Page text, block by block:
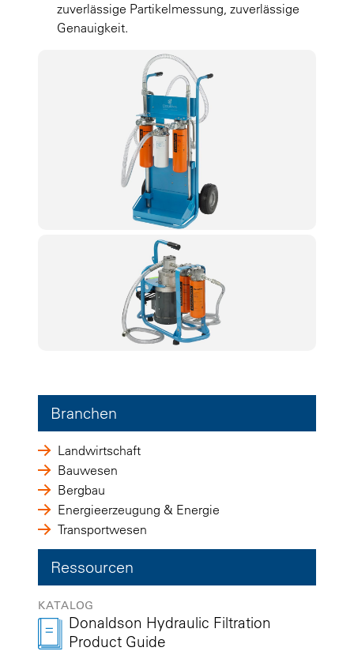
zuverlässige Partikelmessung, zuverlässige
Genauigkeit.
Branchen
Landwirtschaft
Bauwesen
Bergbau
Energieerzeugung & Energie
Transportwesen
Ressourcen
KATALOG
Donaldson Hydraulic Filtration
Product Guide